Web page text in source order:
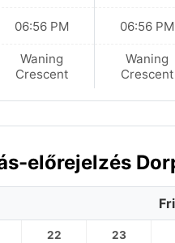
06:56 PM
Waning
Crescent
06:56 PM
Waning
Crescent
előrejelzés
22 23